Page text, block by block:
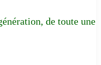
de toute une